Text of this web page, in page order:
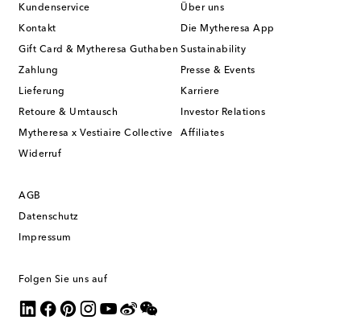
Kundenservice
Kontakt
Gift Card & Mytheresa Guthaben
Zahlung
Lieferung
Retoure & Umtausch
Mytheresa x Vestiaire Collective
Widerruf
Über uns
Die Mytheresa App
Sustainability
Presse & Events
Karriere
Investor Relations
Affiliates
AGB
Datenschutz
Impressum
Folgen Sie uns auf